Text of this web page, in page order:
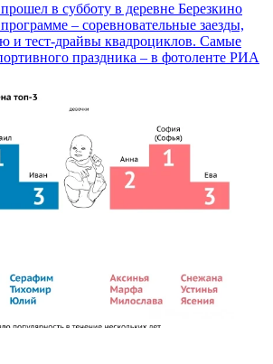
в субботу в деревне Березкино
– соревновательные заезды,
и тест-драйвы квадроциклов. Самые
праздника – в фотоленте РИА